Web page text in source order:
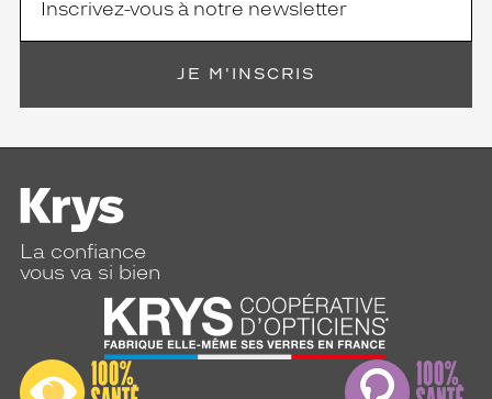
JE M'INSCRIS
La confiance
vous va si bien